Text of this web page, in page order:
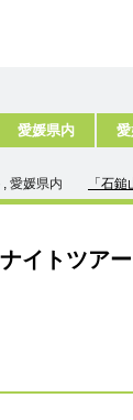
愛媛県内
, 愛媛県内
「石
ナイトツア